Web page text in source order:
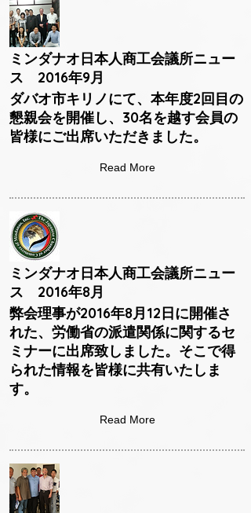
ミンダナオ日本人商工会議所ニュー
ス 2016年9月
ダバオ市キリノにて、本年度2回目の
懇親会を開催し、30名を越す会員の
皆様にご出席いただきました。
Read More
ミンダナオ日本人商工会議所ニュー
ス 2016年8月
弊会理事が2016年8月12日に開催さ
れた、労働省の派遣関係に関するセ
ミナーに出席致しました。そこで得
られた情報を皆様に共有いたしま
す。
Read More